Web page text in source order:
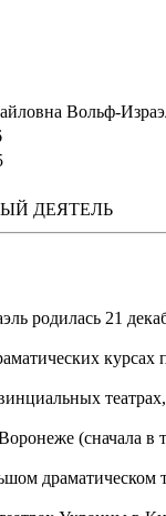
Вольф-
ДЕЯТЕЛЬ
родилась 21
(сначала в
драматическом